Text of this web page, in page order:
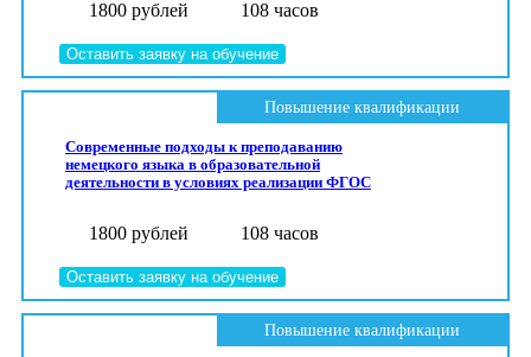
1800 рублей 108 часов
Оставить заявку на обучение
Современные подходы к преподаванию
немецкого языка в образовательной
деятельности в условиях реализации ФГОС
1800 рублей 108 часов
Оставить заявку на обучение
Повышение квалификации
Повышение квалификации